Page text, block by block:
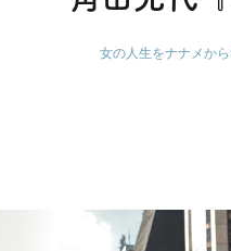
女の人生をナナメか